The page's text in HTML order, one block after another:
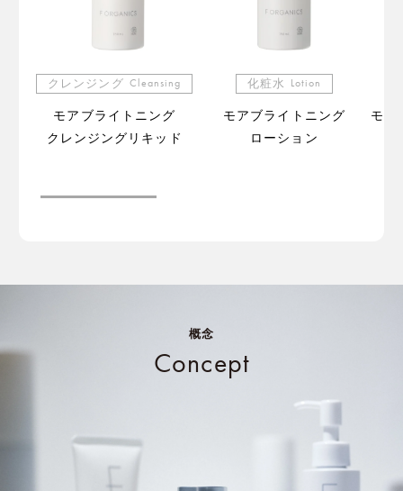
クレンジング Cleansing
モアブライトニング
クレンジングリキッド
化粧水 Lotion
モアブライトニング
ローション
モア
概念
Concept